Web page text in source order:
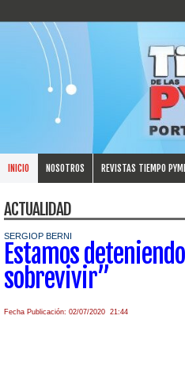
INICIO NOSOTROS REVISTAS TIEMPO
ACTUALIDAD
SERGIOP BERNI
Estamos
sobrevivir”
Fecha Publicación: 02/07/2020 21:44